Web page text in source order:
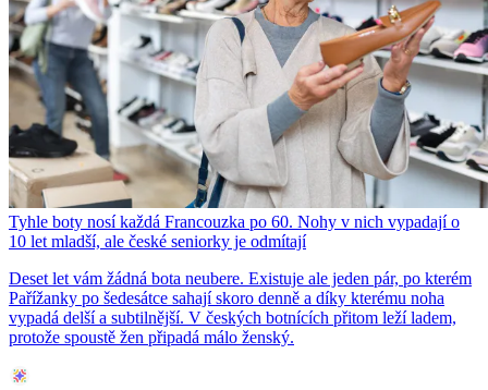
Tyhle boty nosí každá Francouzka po 60. Nohy v nich vypadají o
10 let mladší, ale české seniorky je odmítají
Deset let vám žádná bota neubere. Existuje ale jeden pár, po kterém
Pařížanky po šedesátce sahají skoro denně a díky kterému noha
vypadá delší a subtilnější. V českých botnících přitom leží ladem,
protože spoustě žen připadá málo ženský.